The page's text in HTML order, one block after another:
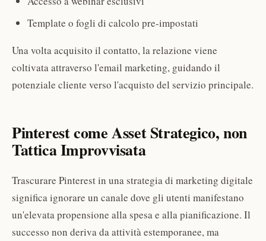
Template o fogli di calcolo pre-impostati
Una volta acquisito il contatto, la relazione viene
coltivata attraverso l'email marketing, guidando il
potenziale cliente verso l'acquisto del servizio principale.
Pinterest come Asset Strategico, non
Tattica Improvvisata
Trascurare Pinterest in una strategia di marketing digitale
significa ignorare un canale dove gli utenti manifestano
un'elevata propensione alla spesa e alla pianificazione. Il
successo non deriva da attività estemporanee, ma